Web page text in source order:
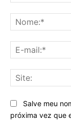
Salve meu
próxima vez que